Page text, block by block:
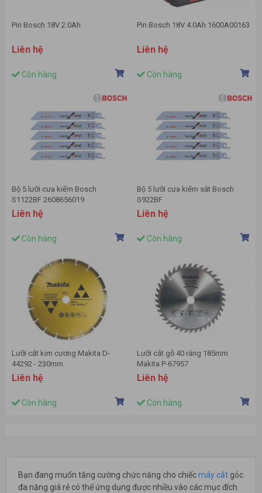
Pin Bosch 18V 2.0Ah
Liên hệ
Còn hàng
Pin Bosch 18V 4.0Ah 1600A00163
Liên hệ
Còn hàng
Bộ 5 lưỡi cưa kiếm Bosch
S1122BF 2608656019
Liên hệ
Còn hàng
Bộ 5 lưỡi cưa kiếm sắt Bosch
S922BF
Liên hệ
Còn hàng
Lưỡi cắt kim cương Makita D-
44292 - 230mm
Liên hệ
Còn hàng
Lưỡi cắt gỗ 40 răng 185mm
Makita P-67957
Liên hệ
Còn hàng
Bạn đang muốn tăng cường chức năng cho chiếcmáy cắt góc
đa năng giá rẻ có thể ứng dụng được nhiều vào các mục đích